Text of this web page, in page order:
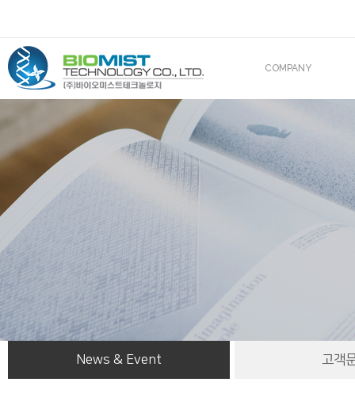
COMPANY
조직도
산업재산권
News & Event 고객